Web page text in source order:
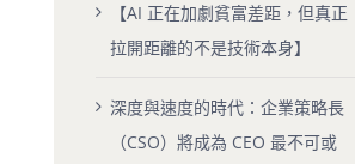
【AI 正在加劇貧富差距，但真正
拉開距離的不是技術本身】
深度與速度的時代：企業策略長
（CSO）將成為 CEO 最不可或